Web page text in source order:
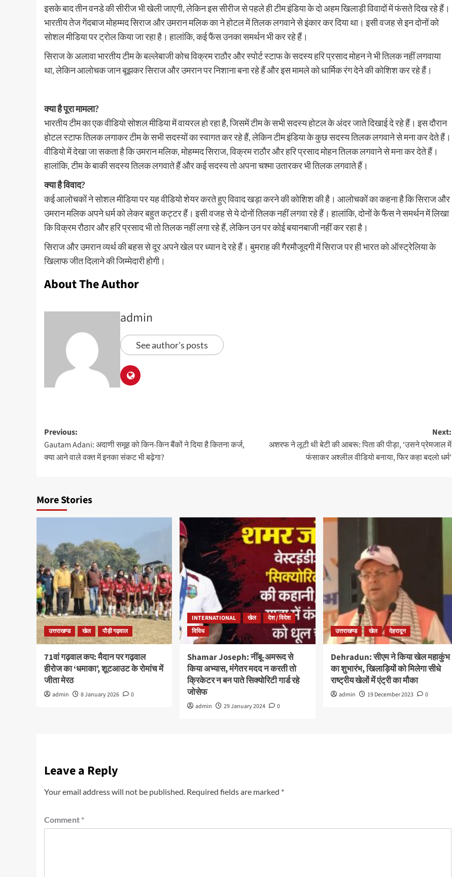
इसके बाद तीन वनडे की सीरीज भी खेली जाएगी, लेकिन इस सीरीज से पहले ही टीम इंडिया के दो अहम खिलाड़ी विवादों में फंसते दिख रहे हैं।
भारतीय तेज गेंदबाज मोहम्मद सिराज और उमरान मलिक का ने होटल में तिलक लगवाने से इंकार कर दिया था। इसी वजह से इन दोनों को
सोशल मीडिया पर ट्रोल किया जा रहा है। हालांकि, कई फैंस उनका समर्थन भी कर रहे हैं।
सिराज के अलावा भारतीय टीम के बल्लेबाजी कोच विक्रम राठौर और स्पोर्ट स्टाफ के सदस्य हरि प्रसाद मोहन ने भी तिलक नहीं लगवाया
था, लेकिन आलोचक जान बूझकर सिराज और उमरान पर निशाना बना रहे हैं और इस मामले को धार्मिक रंग देने की कोशिश कर रहे हैं।
क्या है पूरा मामला?
भारतीय टीम का एक वीडियो सोशल मीडिया में वायरल हो रहा है, जिसमें टीम के सभी सदस्य होटल के अंदर जाते दिखाई दे रहे हैं। इस दौरान
होटल स्टाफ तिलक लगाकर टीम के सभी सदस्यों का स्वागत कर रहे हैं, लेकिन टीम इंडिया के कुछ सदस्य तिलक लगवाने से मना कर देते हैं।
वीडियो में देखा जा सकता है कि उमरान मलिक, मोहम्मद सिराज, विक्रम राठौर और हरि प्रसाद मोहन तिलक लगवाने से मना कर देते हैं।
हालांकि, टीम के बाकी सदस्य तिलक लगवाते हैं और कई सदस्य तो अपना चश्मा उतारकर भी तिलक लगवाते हैं।
क्या है विवाद?
कई आलोचकों ने सोशल मीडिया पर यह वीडियो शेयर करते हुए विवाद खड़ा करने की कोशिश की है। आलोचकों का कहना है कि सिराज और
उमरान मलिक अपने धर्म को लेकर बहुत कट्टर हैं। इसी वजह से ये दोनों तिलक नहीं लगवा रहे हैं। हालांकि, दोनों के फैंस ने समर्थन में लिखा
कि विक्रम रौठार और हरि प्रसाद भी तो तिलक नहीं लगा रहे हैं, लेकिन उन पर कोई बयानबाजी नहीं कर रहा है।
सिराज और उमरान व्यर्थ की बहस से दूर अपने खेल पर ध्यान दे रहे हैं। बुमराह की गैरमौजूदगी में सिराज पर ही भारत को ऑस्ट्रेलिया के
खिलाफ जीत दिलाने की जिम्मेदारी होगी।
About The Author
admin
See author's posts
Previous:
Gautam Adani: अदाणी समूह को किन-किन बैंकों ने दिया है कितना कर्ज,
क्या आने वाले वक्त में इनका संकट भी बढ़ेगा?
Next:
अशरफ ने लूटी थी बेटी की आबरू: पिता की पीड़ा, ‘उसने प्रेमजाल में
फंसाकर अश्लील वीडियो बनाया, फिर कहा बदलो धर्म’
More Stories
उत्तराखण्ड खेल पौड़ी गढ़वाल
71वां गढ़वाल कप: मैदान पर गढ़वाल
हीरोज का ‘धमाका’, शूटआउट के रोमांच में
जीता मेरठ
admin 8 January 2026 0
INTERNATIONAL खेल
देश / विदेश
विविध
Shamar Joseph: नींबू-अमरूद से
किया अभ्यास, मंगेतर मदद न करती तो
क्रिकेटर न बन पाते सिक्योरिटी गार्ड रहे
जोसेफ
admin 29 January 2024 0
उत्तराखण्ड खेल देहरादून
Dehradun: सीएम ने किया खेल महाकुंभ
का शुभारंभ, खिलाड़ियों को मिलेगा सीधे
राष्ट्रीय खेलों में एंट्री का मौका
admin 19 December 2023 0
Leave a Reply
Your email address will not be published. Required fields are marked *
Comment *